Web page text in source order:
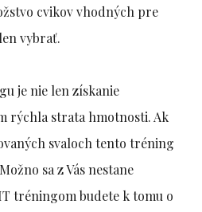
cvikov vhodných pre
vybrať.
je nie len získanie
rýchla strata hmotnosti. Ak
svaloch tento tréning
sa z Vás nestane
tréningom budete k tomu o